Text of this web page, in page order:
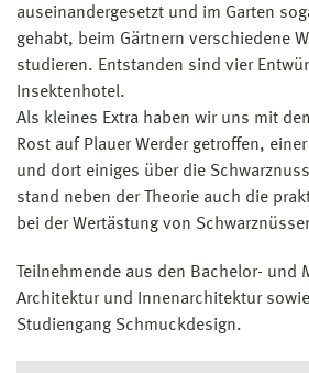
auseinandergesetzt und im Garten
gehabt, beim Gärtnern verschiedene
studieren. Entstanden sind vier
Insektenhotel.
Als kleines Extra haben wir uns mit
Rost auf Plauer Werder getroffen,
und dort einiges über die
stand neben der Theorie auch die
bei der Wertästung von
Teilnehmende aus den Bachelor- und
Architektur und Innenarchitektur
Studiengang Schmuckdesign.